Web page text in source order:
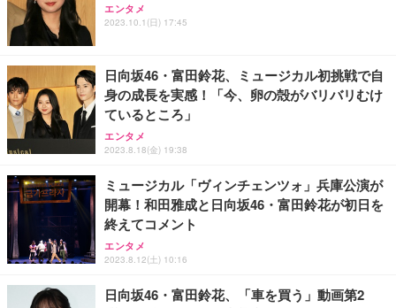
エンタメ
2023.10.1(日) 17:45
日向坂46・富田鈴花、ミュージカル初挑戦で自
身の成長を実感！「今、卵の殻がバリバリむけ
ているところ」
エンタメ
2023.8.18(金) 19:38
ミュージカル「ヴィンチェンツォ」兵庫公演が
開幕！和田雅成と日向坂46・富田鈴花が初日を
終えてコメント
エンタメ
2023.8.12(土) 10:16
日向坂46・富田鈴花、「車を買う」動画第2